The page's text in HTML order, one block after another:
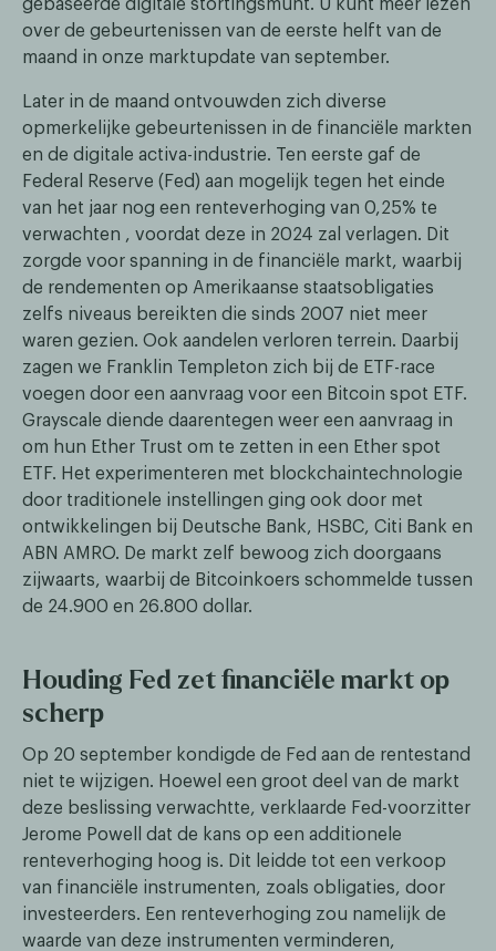
gebaseerde digitale stortingsmunt. U kunt meer lezen
over de gebeurtenissen van de eerste helft van de
maand in onze marktupdate van september.
Later in de maand ontvouwden zich diverse
opmerkelijke gebeurtenissen in de financiële markten
en de digitale activa-industrie. Ten eerste gaf de
Federal Reserve (Fed) aan mogelijk tegen het einde
van het jaar nog een renteverhoging van 0,25% te
verwachten , voordat deze in 2024 zal verlagen. Dit
zorgde voor spanning in de financiële markt, waarbij
de rendementen op Amerikaanse staatsobligaties
zelfs niveaus bereikten die sinds 2007 niet meer
waren gezien. Ook aandelen verloren terrein. Daarbij
zagen we Franklin Templeton zich bij de ETF-race
voegen door een aanvraag voor een Bitcoin spot ETF.
Grayscale diende daarentegen weer een aanvraag in
om hun Ether Trust om te zetten in een Ether spot
ETF. Het experimenteren met blockchaintechnologie
door traditionele instellingen ging ook door met
ontwikkelingen bij Deutsche Bank, HSBC, Citi Bank en
ABN AMRO. De markt zelf bewoog zich doorgaans
zijwaarts, waarbij de Bitcoinkoers schommelde tussen
de 24.900 en 26.800 dollar.
Houding Fed zet financiële markt op
scherp
Op 20 september kondigde de Fed aan de rentestand
niet te wijzigen. Hoewel een groot deel van de markt
deze beslissing verwachtte, verklaarde Fed-voorzitter
Jerome Powell dat de kans op een additionele
renteverhoging hoog is. Dit leidde tot een verkoop
van financiële instrumenten, zoals obligaties, door
investeerders. Een renteverhoging zou namelijk de
waarde van deze instrumenten verminderen,